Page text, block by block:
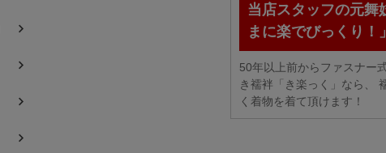
当店スタッフの元舞
まに楽でびっくり！
50年以上前からファスナー
き襦袢「き楽っく」なら、
く着物を着て頂けます！